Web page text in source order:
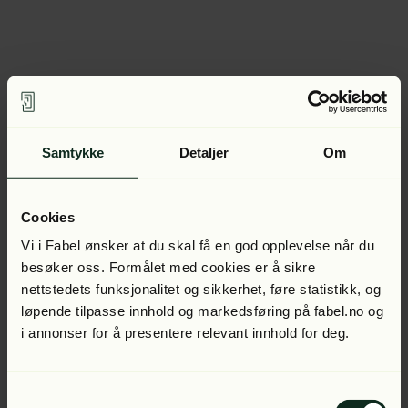
Samtykke Detaljer Om
Cookies
Vi i Fabel ønsker at du skal få en god opplevelse når du
besøker oss. Formålet med cookies er å sikre
nettstedets funksjonalitet og sikkerhet, føre statistikk, og
løpende tilpasse innhold og markedsføring på fabel.no og
i annonser for å presentere relevant innhold for deg.